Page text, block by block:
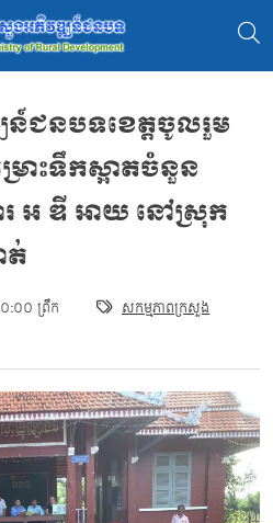
ន៍ជនបទខេត្តចូលរួម
ោះទឹកស្អាតចំនួន
អ ឌី អាយ នៅស្រុក
ត់
០:០០ ព្រឹក សកម្មភាពក្រសួង